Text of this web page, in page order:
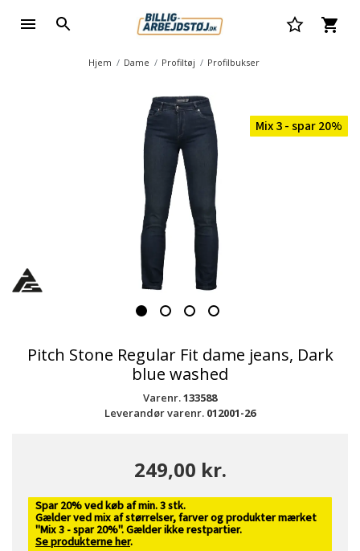
Hjem Dame Profiltøj Profilbukser
Mix 3 - spar 20%
Pitch Stone Regular Fit dame jeans, Dark
blue washed
Varenr.133588
Leverandør varenr. 012001-26
249,00 kr.
Spar 20% ved køb af min. 3 stk.
Gælder ved mix af størrelser, farver og produkter mærket
"Mix 3 - spar 20%". Gælder ikke restpartier.
Se produkterne her.